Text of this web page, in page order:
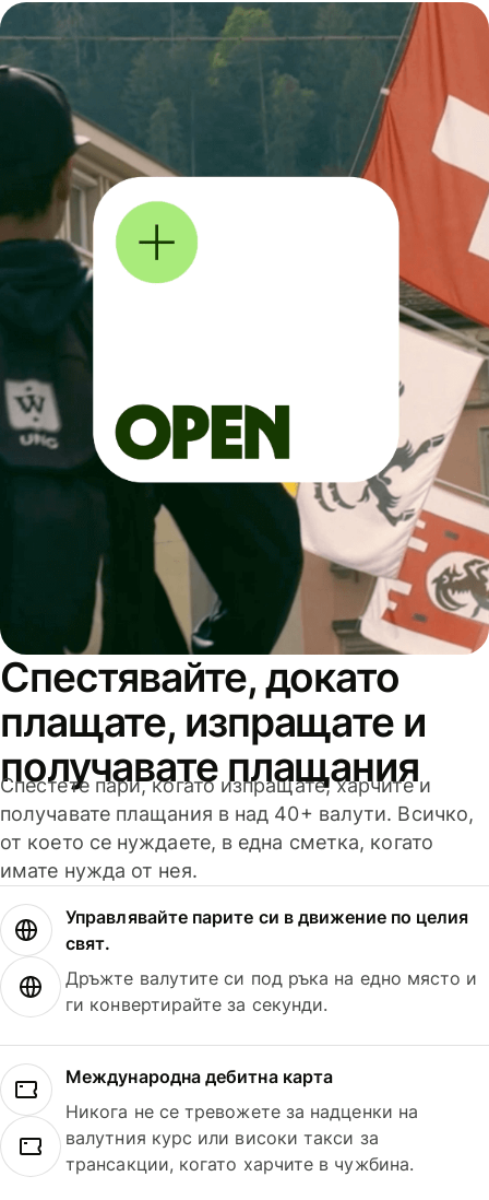
Спестявайте, докато
плащате, изпращате и
получавате плащания
Спестете пари, когато изпращате, харчите и
получавате плащания в над 40+ валути. Всичко,
от което се нуждаете, в една сметка, когато
имате нужда от нея.
Управлявайте парите си в движение по целия
свят.
Дръжте валутите си под ръка на едно място и
ги конвертирайте за секунди.
Международна дебитна карта
Никога не се тревожете за надценки на
валутния курс или високи такси за
трансакции, когато харчите в чужбина.